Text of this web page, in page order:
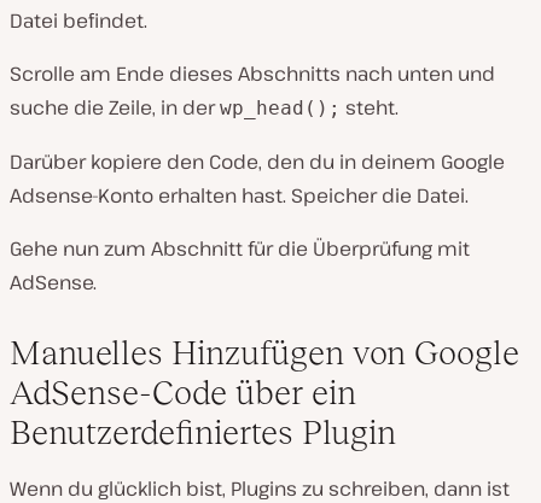
Datei befindet.
Scrolle am Ende dieses Abschnitts nach unten und
suche die Zeile, in derwp_head(); steht.
Darüber kopiere den Code, den du in deinem Google
Adsense-Konto erhalten hast. Speicher die Datei.
Gehe nun zum Abschnitt für die Überprüfung mit
AdSense.
Manuelles Hinzufügen von Google
AdSense-Code über ein
Benutzerdefiniertes Plugin
Wenn du glücklich bist, Plugins zu schreiben, dann ist